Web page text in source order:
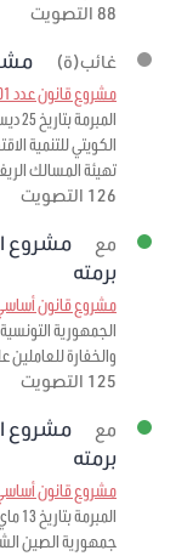
88 التصويت
غائب(ة)
مشروع قانون عدد 2019/01
الكويتي للتنمية
تهيئة المسالك
126 التصويت
مع
برمته
مشروع قانون أساسي عدد
الجمهورية التونسية
والخفارة للعاملين
125 التصويت
مع
برمته
مشروع قانون أساسي عدد
جمهورية الصين